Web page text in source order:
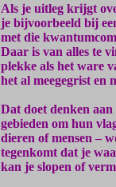
Als je uitleg krijgt
je bijvoorbeeld bij
met die
Daar is van alles te
plekke als het ware
het al meegegrist en
Dat doet denken
gebieden om hun
dieren of mensen –
tegenkomt dat je
kan je slopen of